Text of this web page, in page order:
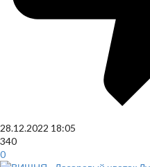
28.12.2022 18:05
340
0